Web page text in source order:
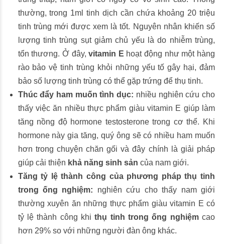
thường, trong 1ml tinh dịch cần chứa khoảng 20 triệu
tinh trùng mới được xem là tốt. Nguyên nhân khiến số
lượng tinh trùng sụt giảm chủ yếu là do nhiễm trùng,
tổn thương. Ở đây,vitamin E hoạt động như một hàng
rào bảo vệ tinh trùng khỏi những yếu tố gây hại, đảm
bảo số lượng tinh trùng có thể gặp trứng để thụ tinh.
Thúc đẩy ham muốn tình dục: nhiều nghiên cứu cho
thấy việc ăn nhiều thực phẩm giàu vitamin E giúp làm
tăng nồng độ hormone testosterone trong cơ thể. Khi
hormone này gia tăng, quý ông sẽ có nhiều ham muốn
hơn trong chuyện chăn gối và đây chính là giải pháp
giúp cải thiện khả năng sinh sản của nam giới.
Tăng tỷ lệ thành công của phương pháp thụ tinh
trong ống nghiệm: nghiên cứu cho thấy nam giới
thường xuyên ăn những thực phẩm giàu vitamin E có
tỷ lệ thành công khithụ tinh trong ống nghiệm cao
hơn 29% so với những người đàn ông khác.